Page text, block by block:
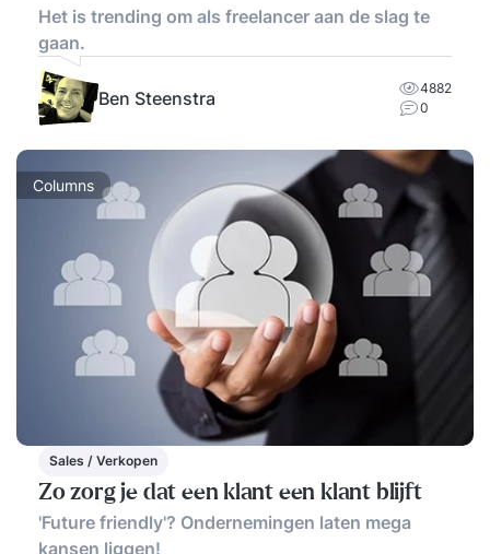
Het is trending om als freelancer aan de slag te
gaan.
Ben Steenstra
4882
0
Columns
Sales / Verkopen
Zo zorg je dat een klant een klant blijft
'Future friendly'? Ondernemingen laten mega
kansen liggen!